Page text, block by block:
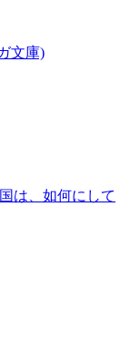
文庫)
は、如何にして